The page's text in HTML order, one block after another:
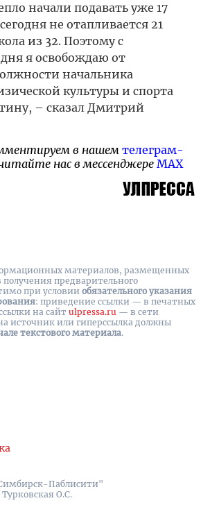
начали подавать уже 17
не отапливается 21
из 32. Поэтому с
я освобождаю от
начальника
культуры и спорта
– сказал Дмитрий
в нашем телеграм-
нас в мессенджере MAX
Паблисити"
О.С.
материалов, размещенных
получения предварительного
при условии обязательного указания
: приведение ссылки — в печатных
на cайт ulpressa.ru — в сети
источник или гиперссылка должны
текстового материала.